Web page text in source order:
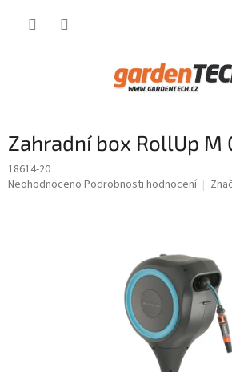
Zahradní box RollUp M
18614-20
Průměrné
Neohodnoceno Podrobnosti hodnocení